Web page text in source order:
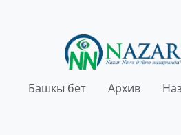
Башкы бет Архив